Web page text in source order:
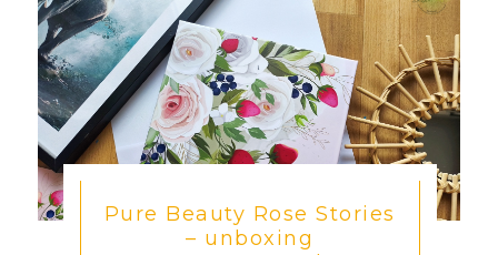
Pure Beauty Rose Stories
– unboxing